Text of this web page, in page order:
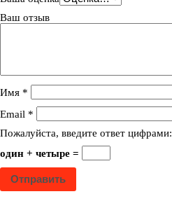
Ваш отзыв
Имя *
Email *
Пожалуйста, введите ответ цифрами:
один + четыре =